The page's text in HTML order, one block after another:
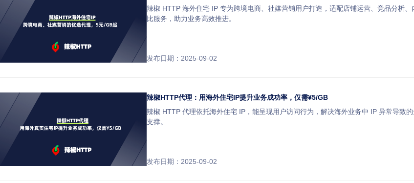
辣椒 HTTP 海外住宅 IP 专为跨境电商、社媒营销用户打造，适配店铺运营、竞品分析
比服务，助力业务高效推进。
发布日期：2025-09-02
辣椒HTTP代理：用海外住宅IP提升业务成功率，仅需¥5/GB
辣椒 HTTP 代理依托海外住宅 IP，能呈现用户访问行为，解决海外业务中 IP 异常导致
支撑。
发布日期：2025-09-02